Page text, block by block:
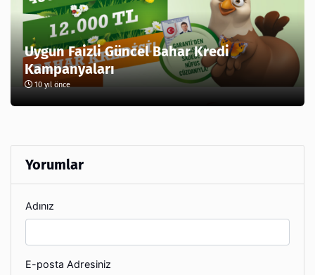
Uygun Faizli Güncel Bahar Kredi
Kampanyaları
10 yıl önce
Yorumlar
Adınız
E-posta Adresiniz